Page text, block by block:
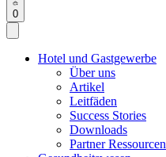
0
Hotel und Gastgewerbe
Über uns
Artikel
Leitfäden
Success Stories
Downloads
Partner Ressourcen